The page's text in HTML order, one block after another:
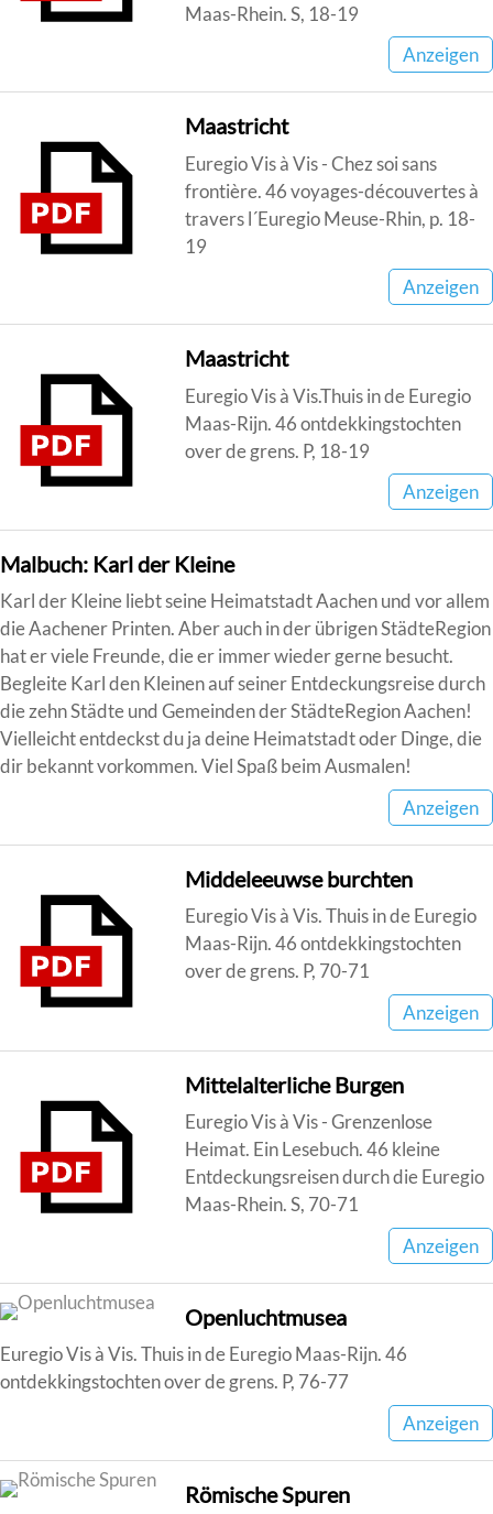
Maas-Rhein. S, 18-19
Anzeigen
Maastricht
Euregio Vis à Vis - Chez soi sans
frontière. 46 voyages-découvertes à
travers l´Euregio Meuse-Rhin, p. 18-
19
Anzeigen
Maastricht
Euregio Vis à Vis.Thuis in de Euregio
Maas-Rijn. 46 ontdekkingstochten
over de grens. P, 18-19
Anzeigen
Malbuch: Karl der Kleine
Karl der Kleine liebt seine Heimatstadt Aachen und vor allem
die Aachener Printen. Aber auch in der übrigen StädteRegion
hat er viele Freunde, die er immer wieder gerne besucht.
Begleite Karl den Kleinen auf seiner Entdeckungsreise durch
die zehn Städte und Gemeinden der StädteRegion Aachen!
Vielleicht entdeckst du ja deine Heimatstadt oder Dinge, die
dir bekannt vorkommen. Viel Spaß beim Ausmalen!
Anzeigen
Middeleeuwse burchten
Euregio Vis à Vis. Thuis in de Euregio
Maas-Rijn. 46 ontdekkingstochten
over de grens. P, 70-71
Anzeigen
Mittelalterliche Burgen
Euregio Vis à Vis - Grenzenlose
Heimat. Ein Lesebuch. 46 kleine
Entdeckungsreisen durch die Euregio
Maas-Rhein. S, 70-71
Anzeigen
Openluchtmusea
Euregio Vis à Vis. Thuis in de Euregio Maas-Rijn. 46
ontdekkingstochten over de grens. P, 76-77
Anzeigen
Römische Spuren